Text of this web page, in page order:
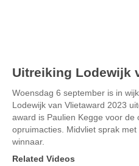
Uitreiking Lodewijk
Woensdag 6 september is in
Lodewijk van Vlietaward 2023
award is Paulien Kegge voor de
opruimacties. Midvliet sprak
winnaar.
Related Videos